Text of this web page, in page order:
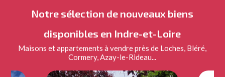
Notre sélection de nouveaux biens
disponibles en Indre-et-Loire
Maisons et appartements à vendre près de Loches, Bléré,
Cormery, Azay-le-Rideau...